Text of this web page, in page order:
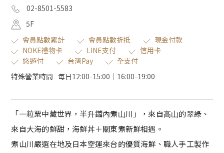
02-8501-5583
5F
會員點數累計
會員點數折抵
現金付款
NOKE禮物卡
LINE支付
信用卡
悠遊付
台灣Pay
全支付
特殊營業時間 每日12:00-15:00｜16:00-19:00
「⼀粒粟中藏世界，半升鐺內煮⼭川」，​來⾃⾼⼭的翠綠、
來⾃⼤海的鮮甜，​海鮮丼＋關東煮新鮮相遇。
煮山川嚴選在地及日本空運來台的優質海鮮、職人手工製作